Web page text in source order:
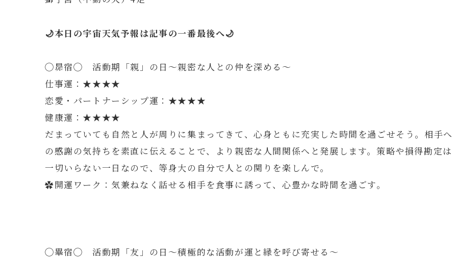
🌙本日の宇宙天気予報は記事の一番最後へ🌙
◯昴宿◯ 活動期「親」の日～親密な人との仲を深める～
仕事運：★★★★
恋愛・パートナーシップ運：★★★★
健康運：★★★★
だまっていても自然と人が周りに集まってきて、心身ともに充実した時間を過ごせそう。相手へ
の感謝の気持ちを素直に伝えることで、より親密な人間関係へと発展します。策略や損得勘定は
一切いらない一日なので、等身大の自分で人との関りを楽しんで。
✿開運ワーク：気兼ねなく話せる相手を食事に誘って、心豊かな時間を過ごす。
◯畢宿◯ 活動期「友」の日～積極的な活動が運と縁を呼び寄せる～